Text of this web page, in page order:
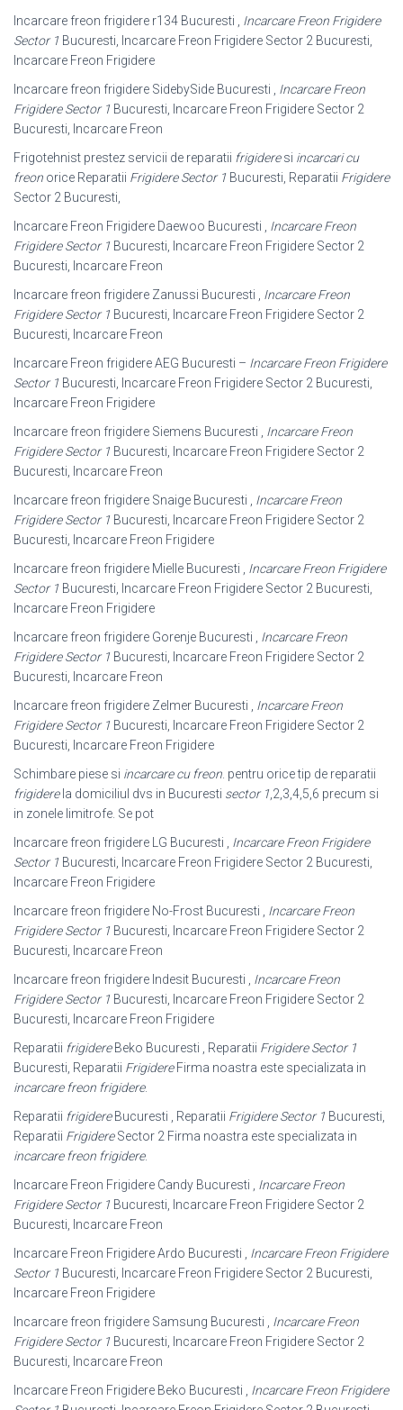
Incarcare freon frigidere r134 Bucuresti , Incarcare Freon Frigidere
Sector 1 Bucuresti, Incarcare Freon Frigidere Sector 2 Bucuresti,
Incarcare Freon Frigidere
Incarcare freon frigidere SidebySide Bucuresti , Incarcare Freon
Frigidere Sector 1 Bucuresti, Incarcare Freon Frigidere Sector 2
Bucuresti, Incarcare Freon
Frigotehnist prestez servicii de reparatii frigideresi incarcari cu
freon orice Reparatii Frigidere Sector 1 Bucuresti, Reparatii Frigidere
Sector 2 Bucuresti,
Incarcare Freon Frigidere Daewoo Bucuresti , Incarcare Freon
Frigidere Sector 1 Bucuresti, Incarcare Freon Frigidere Sector 2
Bucuresti, Incarcare Freon
Incarcare freon frigidere Zanussi Bucuresti , Incarcare Freon
Frigidere Sector 1 Bucuresti, Incarcare Freon Frigidere Sector 2
Bucuresti, Incarcare Freon
Incarcare Freon frigidere AEG Bucuresti – Incarcare Freon Frigidere
Sector 1 Bucuresti, Incarcare Freon Frigidere Sector 2 Bucuresti,
Incarcare Freon Frigidere
Incarcare freon frigidere Siemens Bucuresti , Incarcare Freon
Frigidere Sector 1 Bucuresti, Incarcare Freon Frigidere Sector 2
Bucuresti, Incarcare Freon
Incarcare freon frigidere Snaige Bucuresti , Incarcare Freon
Frigidere Sector 1 Bucuresti, Incarcare Freon Frigidere Sector 2
Bucuresti, Incarcare Freon Frigidere
Incarcare freon frigidere Mielle Bucuresti , Incarcare Freon Frigidere
Sector 1 Bucuresti, Incarcare Freon Frigidere Sector 2 Bucuresti,
Incarcare Freon Frigidere
Incarcare freon frigidere Gorenje Bucuresti , Incarcare Freon
Frigidere Sector 1 Bucuresti, Incarcare Freon Frigidere Sector 2
Bucuresti, Incarcare Freon
Incarcare freon frigidere Zelmer Bucuresti , Incarcare Freon
Frigidere Sector 1 Bucuresti, Incarcare Freon Frigidere Sector 2
Bucuresti, Incarcare Freon Frigidere
Schimbare piese si incarcare cu freon . pentru orice tip de reparatii
frigiderela domiciliul dvs in Bucuresti sector 1 ,2,3,4,5,6 precum si
in zonele limitrofe. Se pot
Incarcare freon frigidere LG Bucuresti , Incarcare Freon Frigidere
Sector 1 Bucuresti, Incarcare Freon Frigidere Sector 2 Bucuresti,
Incarcare Freon Frigidere
Incarcare freon frigidere No-Frost Bucuresti , Incarcare Freon
Frigidere Sector 1 Bucuresti, Incarcare Freon Frigidere Sector 2
Bucuresti, Incarcare Freon
Incarcare freon frigidere Indesit Bucuresti , Incarcare Freon
Frigidere Sector 1 Bucuresti, Incarcare Freon Frigidere Sector 2
Bucuresti, Incarcare Freon Frigidere
Reparatii frigidereBeko Bucuresti , Reparatii Frigidere Sector 1
Bucuresti, Reparatii FrigidereFirma noastra este specializata in
incarcare freon frigidere.
Reparatii frigidereBucuresti , Reparatii Frigidere Sector 1 Bucuresti,
Reparatii FrigidereSector 2 Firma noastra este specializata in
incarcare freon frigidere.
Incarcare Freon Frigidere Candy Bucuresti , Incarcare Freon
Frigidere Sector 1 Bucuresti, Incarcare Freon Frigidere Sector 2
Bucuresti, Incarcare Freon
Incarcare Freon Frigidere Ardo Bucuresti , Incarcare Freon Frigidere
Sector 1 Bucuresti, Incarcare Freon Frigidere Sector 2 Bucuresti,
Incarcare Freon Frigidere
Incarcare freon frigidere Samsung Bucuresti , Incarcare Freon
Frigidere Sector 1 Bucuresti, Incarcare Freon Frigidere Sector 2
Bucuresti, Incarcare Freon
Incarcare Freon Frigidere Beko Bucuresti , Incarcare Freon Frigidere